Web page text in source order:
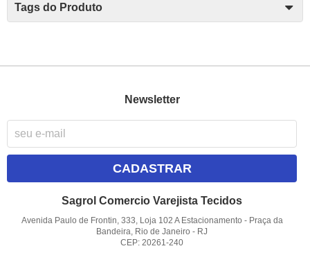
Tags do Produto
Newsletter
CADASTRAR
Sagrol Comercio Varejista Tecidos
Avenida Paulo de Frontin, 333, Loja 102 A Estacionamento - Praça da
Bandeira, Rio de Janeiro - RJ
CEP: 20261-240